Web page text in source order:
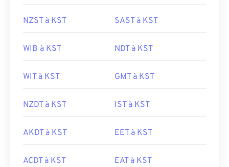
NZST à KST SAST à KST
WIB à KST NDT à KST
WIT à KST GMT à KST
NZDT à KST IST à KST
AKDT à KST EET à KST
ACDT à KST EAT à KST